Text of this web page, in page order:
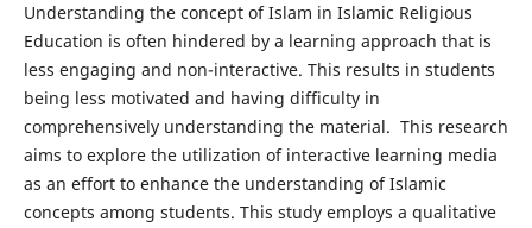
Understanding the concept of Islam in Islamic Religious
Education is often hindered by a learning approach that is
less engaging and non-interactive. This results in students
being less motivated and having difficulty in
comprehensively understanding the material. This research
aims to explore the utilization of interactive learning media
as an effort to enhance the understanding of Islamic
concepts among students. This study employs a qualitative